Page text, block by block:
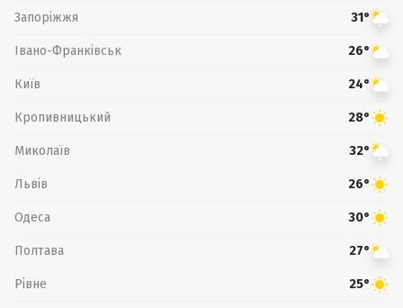
Запоріжжя 31°
Івано-Франківськ 26°
Київ 24°
Кропивницький 28°
Миколаїв 32°
Львів 26°
Одеса 30°
Полтава 27°
Рівне 25°